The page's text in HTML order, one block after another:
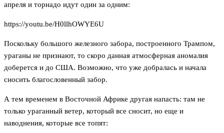
апреля и торнадо идут один за одним:
https://youtu.be/H0llhOWYE6U
Поскольку большого железного забора, построенного Трампом,
ураганы не признают, то скоро данная атмосферная аномалия
доберется и до США. Возможно, что уже добралась и начала
сносить благословенный забор.
А тем временем в Восточной Африке другая напасть: там не
только ураганный ветер, который все сносит, но еще и
наводнения, которые все топят: